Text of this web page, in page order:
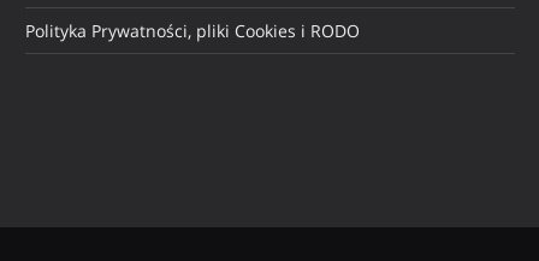
Polityka Prywatności, pliki Cookies i RODO